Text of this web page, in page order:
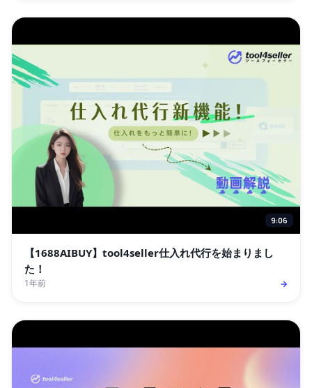
9:06
【1688AIBUY】tool4seller仕入れ代行を始まりまし
た！
1年前 →